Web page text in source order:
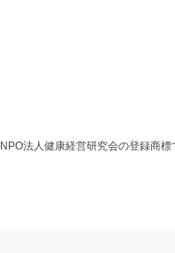
NPO法人健康経営研究会の登録商標